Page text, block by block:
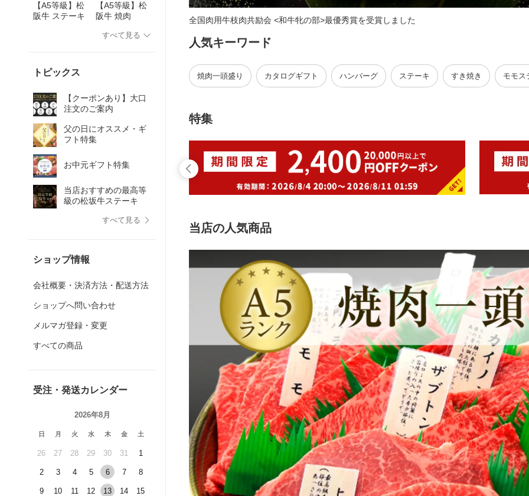
【A5等級】松
阪牛 ステーキ
【A5等級】松
阪牛 焼肉
すべて見る
トピックス
【クーポンあり】大口
注文のご案内
父の日にオススメ・ギ
フト特集
お中元ギフト特集
当店おすすめの最高等
級の松坂牛ステーキ
すべて見る
ショップ情報
会社概要・決済方法・配送方法
ショップへ問い合わせ
メルマガ登録・変更
すべての商品
受注・発送カレンダー
2026年8月
日 月 火 水 木 金 土
26 27 28 29 30 31 1
2 3 4 5 6 7 8
9 10 11 12 13 14 15
全国肉用牛枝肉共励会 <和牛牝の部>最優秀賞を受賞しました
人気キーワード
焼肉一頭盛り カタログギフト ハンバーグ ステーキ すき焼き モモス
特集
当店の人気商品